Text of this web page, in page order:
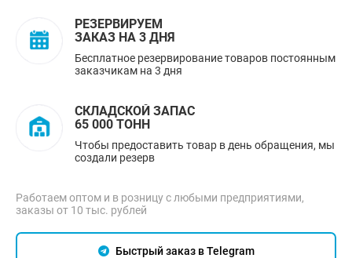
РЕЗЕРВИРУЕМ
ЗАКАЗ НА 3 ДНЯ
Бесплатное резервирование товаров постоянным
заказчикам на 3 дня
СКЛАДСКОЙ ЗАПАС
65 000 ТОНН
Чтобы предоставить товар в день обращения, мы
создали резерв
Работаем оптом и в розницу с любыми предприятиями,
заказы от 10 тыс. рублей
Быстрый заказ в Telegram